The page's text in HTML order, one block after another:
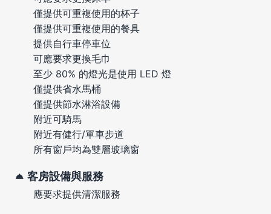
僅提供可重複使用的杯子
僅提供可重複使用的餐具
提供自行車停車位
可應要求更換毛巾
至少 80% 的燈光是使用 LED 燈
僅提供省水馬桶
僅提供節水淋浴設備
附近可騎馬
附近有健行/單車步道
所有窗戶均為雙層玻璃窗
客房設備與服務
應要求提供清潔服務